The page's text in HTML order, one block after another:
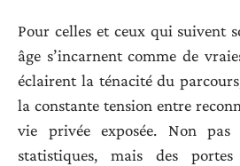
Pour celles et ceux qui suivent
âge s’incarnent comme de
éclairent la ténacité du
la constante tension entre
vie privée exposée. Non pas
statistiques, mais des